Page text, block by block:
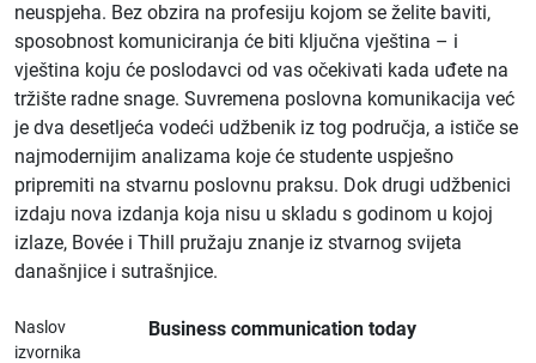
neuspjeha. Bez obzira na profesiju kojom se želite baviti,
sposobnost komuniciranja će biti ključna vještina – i
vještina koju će poslodavci od vas očekivati kada uđete na
tržište radne snage. Suvremena poslovna komunikacija već
je dva desetljeća vodeći udžbenik iz tog područja, a ističe se
najmodernijim analizama koje će studente uspješno
pripremiti na stvarnu poslovnu praksu. Dok drugi udžbenici
izdaju nova izdanja koja nisu u skladu s godinom u kojoj
izlaze, Bovée i Thill pružaju znanje iz stvarnog svijeta
današnjice i sutrašnjice.
Naslov
izvornika
Business communication today